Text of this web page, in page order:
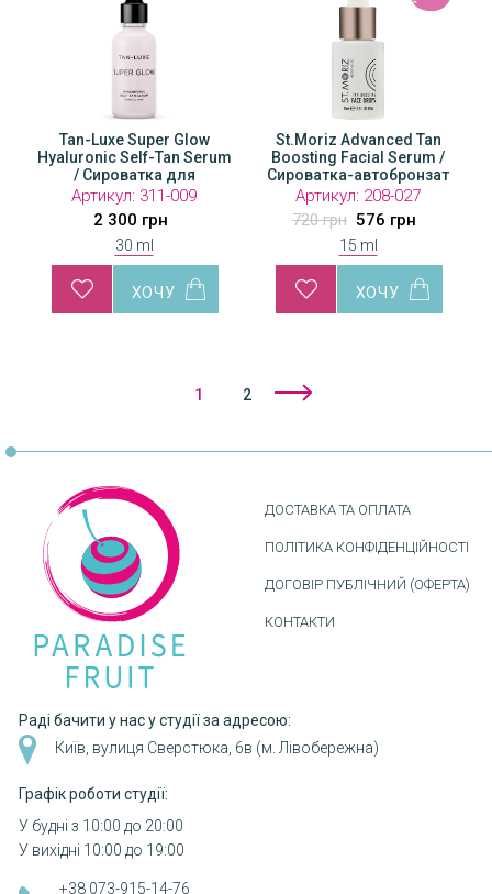
Tan-Luxe Super Glow
Hyaluronic Self-Tan Serum
/ Сироватка для
автозасмаги з
гіалуроновою кислотою
Артикул: 311-009
2 300 грн
30 ml
St.Moriz Advanced Tan
Boosting Facial Serum /
Сироватка-автобронзат
для обличчя
Артикул: 208-027
720 грн 576 грн
15 ml
сторінки
1 2
ДОСТАВКА ТА ОПЛАТА
ПОЛІТИКА КОНФІДЕНЦІЙНОСТІ
ДОГОВІР ПУБЛІЧНИЙ (ОФЕРТА)
КОНТАКТИ
Раді бачити у нас у студії за адресою:
Київ, вулиця Сверстюка, 6в (м. Лівобережна)
Графік роботи студії:
У будні з 10:00 до 20:00
У вихідні 10:00 до 19:00
+38 073-915-14-76